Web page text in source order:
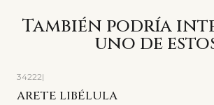
También podría
uno de
34222|
ARETE LIBÉLULA